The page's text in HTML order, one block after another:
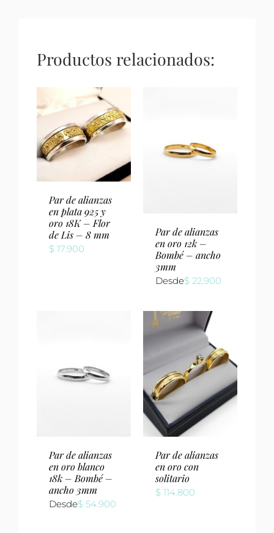
Productos relacionados:
Par de alianzas
en plata 925 y
oro 18K – Flor
de Lis – 8 mm
$ 17.900
Par de alianzas
en oro 12k –
Bombé – ancho
3mm
Desde$ 22.900
Par de alianzas
en oro blanco
18k – Bombé –
ancho 3mm
Desde$ 54.900
Par de alianzas
en oro con
solitario
$ 114.800